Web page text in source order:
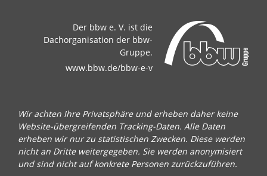
Der bbw e. V. ist die
Dachorganisation der bbw-
Gruppe.
www.bbw.de/bbw-e-v
Wir achten Ihre Privatsphäre und erheben daher keine
Website-übergreifenden Tracking-Daten. Alle Daten
erheben wir nur zu statistischen Zwecken. Diese werden
nicht an Dritte weitergegeben. Sie werden anonymisiert
und sind nicht auf konkrete Personen zurückzuführen.